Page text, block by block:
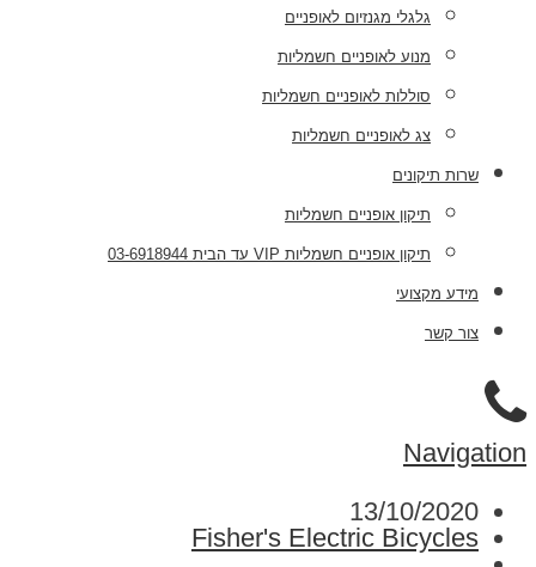
גלגלי מגנזיום לאופניים
מנוע לאופניים חשמליות
סוללות לאופניים חשמליות
צג לאופניים חשמליות
שרות תיקונים
תיקון אופניים חשמליות
תיקון אופניים חשמליות VIP עד הבית 03-6918944
מידע מקצועי
צור קשר
Navigation
13/10/2020
Fisher's Electric Bicycles